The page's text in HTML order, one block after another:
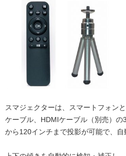
スマジェクターは、スマートフォン
ケーブル、HDMIケーブル（別売）の
から120インチまで投影が可能で、自